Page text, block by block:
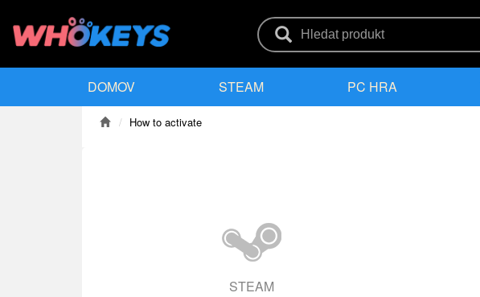
DOMOV STEAM PC HRA
How to activate
STEAM